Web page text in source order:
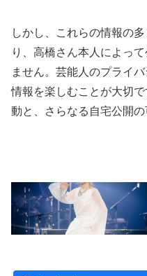
しかし、これらの情報の
り、高橋さん本人によっ
ません。芸能人のプライ
情報を楽しむことが大切
動と、さらなる自宅公開の